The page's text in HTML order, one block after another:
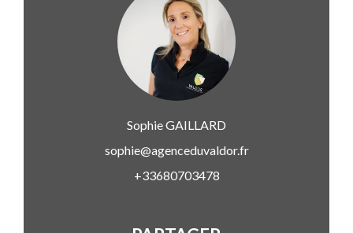
SophieGAILLARD
sophie@agenceduvaldor.fr
+33680703478